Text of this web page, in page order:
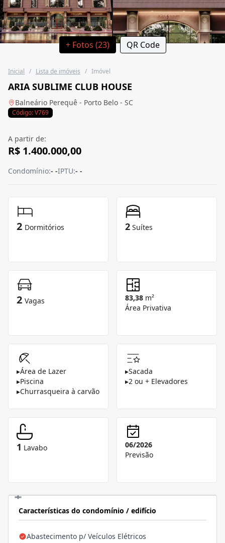
+ Fotos (23) QR Code
Inicial / Lista de imóveis / Imóvel
ARIA SUBLIME CLUB HOUSE
Balneário Perequê - Porto Belo - SC
Código: V769
A partir de:
R$ 1.400.000,00
Condomínio:- -IPTU:- -
2 Dormitórios 2 Suítes
2 Vagas 83,38 m²
Área Privativa
▸Área de Lazer
▸Piscina
▸Churrasqueira à carvão
▸Sacada
▸2 ou + Elevadores
1 Lavabo
06/2026
Previsão
Características do condomínio / edifício
Abastecimento p/ Veículos Elétricos